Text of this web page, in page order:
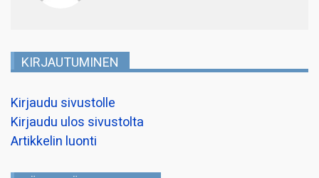
KIRJAUTUMINEN
Kirjaudu sivustolle
Kirjaudu ulos sivustolta
Artikkelin luonti